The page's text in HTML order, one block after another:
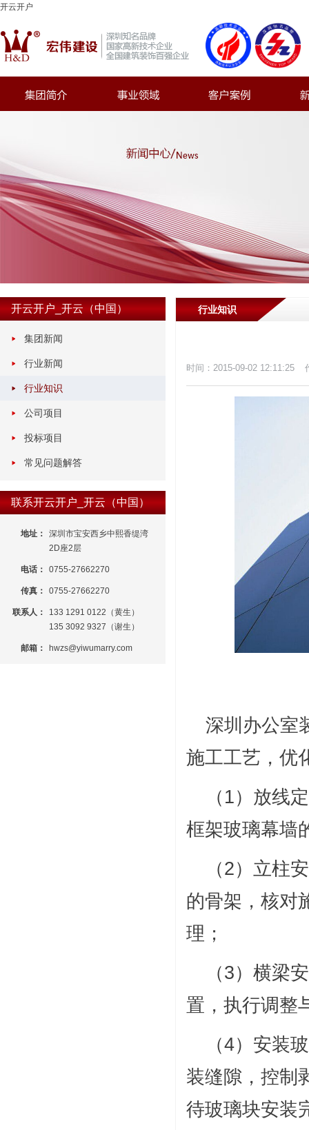
开云开户
开云开户_开云（中国）
集团新闻
行业新闻
行业知识
公司项目
投标项目
常见问题解答
联系开云开户_开云（中国）
地址：
深圳市宝安西乡中熙香缇湾
2D座2层
电话： 0755-27662270
传真： 0755-27662270
联系人：
133 1291 0122（黄生）
135 3092 9327（谢生）
邮箱： hwzs@yiwumarry.com
行业知识
时间：2015-09-02 12:11:25
深圳办公室
施工工艺，优
（1）放线
框架玻璃幕墙
（2）立柱
的骨架，核对
理；
（3）横梁
置，执行调整
（4）安装
装缝隙，控制
待玻璃块安装